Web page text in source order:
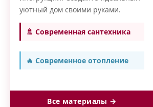
уютный дом своими руками.
🚿 Современная сантехника
🔥 Современное отопление
Все материалы →